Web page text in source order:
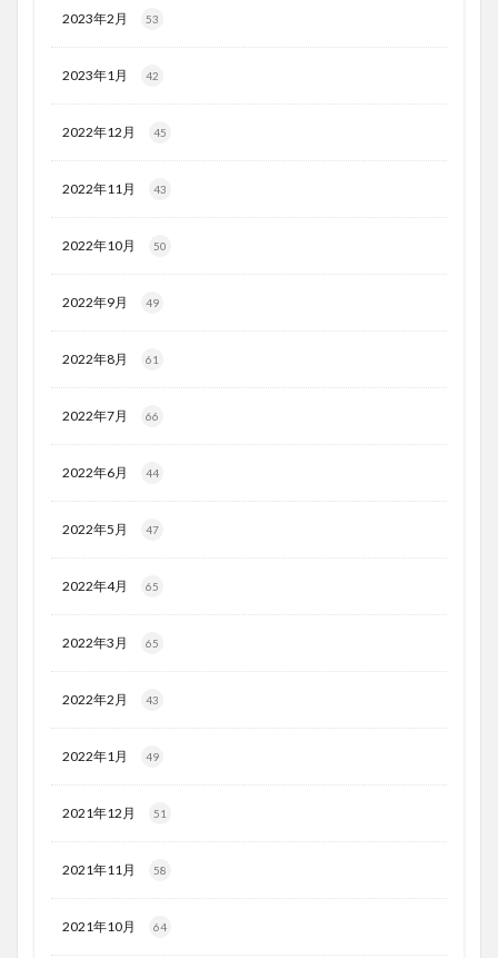
2023年2月 53
2023年1月 42
2022年12月 45
2022年11月 43
2022年10月 50
2022年9月 49
2022年8月 61
2022年7月 66
2022年6月 44
2022年5月 47
2022年4月 65
2022年3月 65
2022年2月 43
2022年1月 49
2021年12月 51
2021年11月 58
2021年10月 64